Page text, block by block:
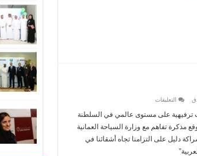
التعليقات
توقع
تفاهم
مع
وزارة
3 وجهات ترفيهية على مستوى عالمي في السلطنة
مذكرة تفاهم مع وزارة السياحة العمانية
دليل على التزامنا تجاه أشقائنا في